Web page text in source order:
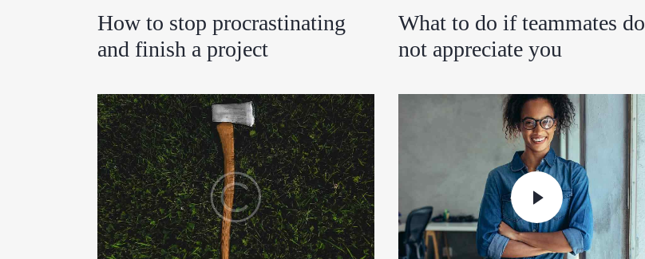
How to stop procrastinating
and finish a project
What to do if teammates do
not appreciate you